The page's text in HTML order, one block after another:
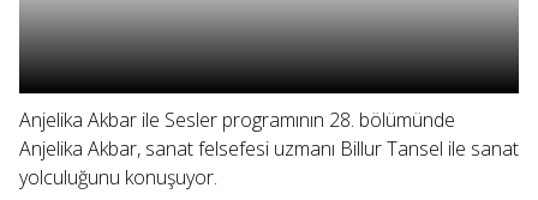
Anjelika Akbar ile Sesler programının 28. bölümünde
Anjelika Akbar, sanat felsefesi uzmanı Billur Tansel ile sanat
yolculuğunu konuşuyor.